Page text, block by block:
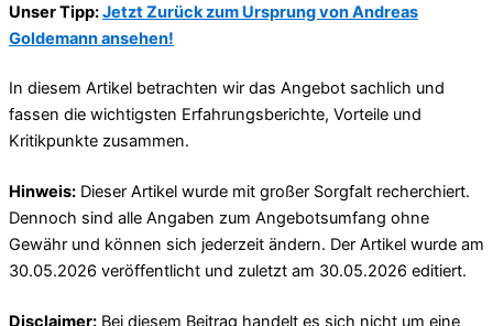
Unser Tipp:Jetzt Zurück zum Ursprung von Andreas
Goldemann ansehen!
In diesem Artikel betrachten wir das Angebot sachlich und
fassen die wichtigsten Erfahrungsberichte, Vorteile und
Kritikpunkte zusammen.
Hinweis: Dieser Artikel wurde mit großer Sorgfalt recherchiert.
Dennoch sind alle Angaben zum Angebotsumfang ohne
Gewähr und können sich jederzeit ändern. Der Artikel wurde am
30.05.2026 veröffentlicht und zuletzt am 30.05.2026 editiert.
Disclaimer: Bei diesem Beitrag handelt es sich nicht um eine